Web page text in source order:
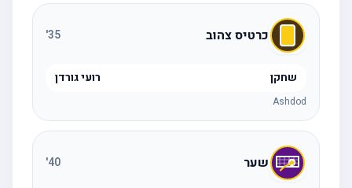
כרטיס צהוב 35
'
שחקן רועי גורדן
Ashdod
שער 40
'